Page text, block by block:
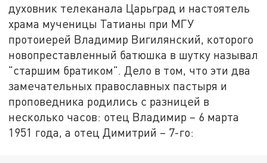
духовник телеканала Царьград и настоятель
храма мученицы Татианы при МГУ
протоиерей Владимир Вигилянский, которого
новопреставленный батюшка в шутку называл
"старшим братиком". Дело в том, что эти два
замечательных православных пастыря и
проповедника родились с разницей в
несколько часов: отец Владимир – 6 марта
1951 года, а отец Димитрий – 7-го: